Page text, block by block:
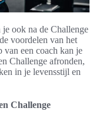
ook na de Challenge
voordelen van het
van een coach kan je
Challenge afronden,
in je levensstijl en
Challenge